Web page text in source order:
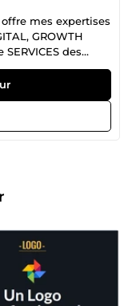
offre mes expertises
GROWTH
je suis là pour
✔️ AGENCY